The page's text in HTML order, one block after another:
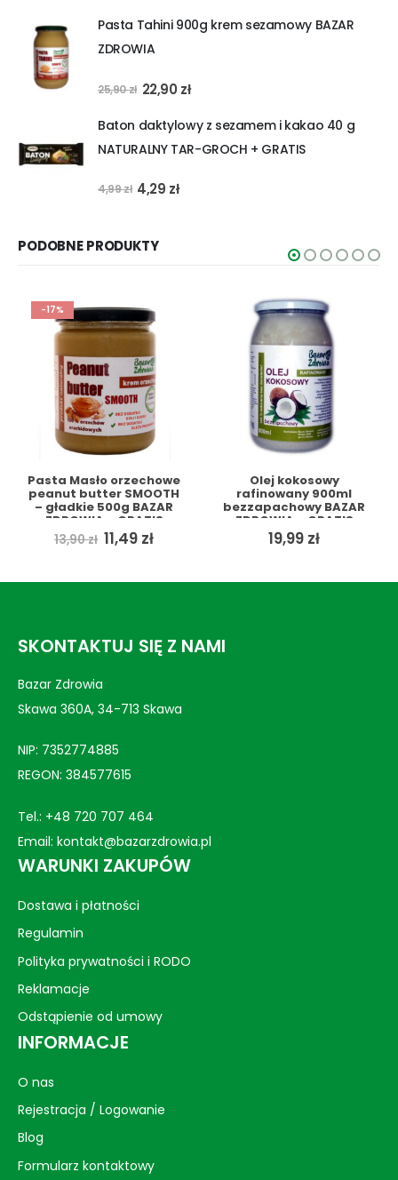
wynosiła:
55,90 zł.
wynosi:
Pasta Tahini 900g krem sezamowy BAZAR
ZDROWIA
25,90zł Pierwotna
wynosiła:
25,90 zł.
22,90 złAktualna
wynosi:
22,90 zł.
Baton daktylowy z sezamem i kakao 40 g
NATURALNY TAR-GROCH + GRATIS
4,99zł Pierwotna
4,99 zł.
4,29 złAktualna
PODOBNE PRODUKTY
-17%
Pasta Masło orzechowe
peanut butter SMOOTH
– gładkie 500g BAZAR
ZDROWIA + GRATIS
13,90zł Pierwotna
cena
13,90 zł.
11,49 złAktualna
11,49 zł.
Olej kokosowy
rafinowany 900ml
bezzapachowy BAZAR
ZDROWIA + GRATIS
19,99 zł
SKONTAKTUJ SIĘ Z NAMI
Bazar Zdrowia
Skawa 360A, 34-713 Skawa
NIP: 7352774885
REGON: 384577615
Tel.: +48 720 707 464
Email: kontakt@bazarzdrowia.pl
WARUNKI ZAKUPÓW
Dostawa i płatności
Regulamin
Polityka prywatności i RODO
Reklamacje
Odstąpienie od umowy
INFORMACJE
O nas
Rejestracja / Logowanie
Blog
Formularz kontaktowy